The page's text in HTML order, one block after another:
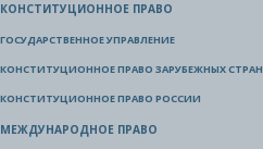
КОНСТИТУЦИОННОЕ ПРАВО
ГОСУДАРСТВЕННОЕ УПРАВЛЕНИЕ
КОНСТИТУЦИОННОЕ ПРАВО ЗАРУБЕЖНЫХ СТРАН
КОНСТИТУЦИОННОЕ ПРАВО РОССИИ
МЕЖДУНАРОДНОЕ ПРАВО